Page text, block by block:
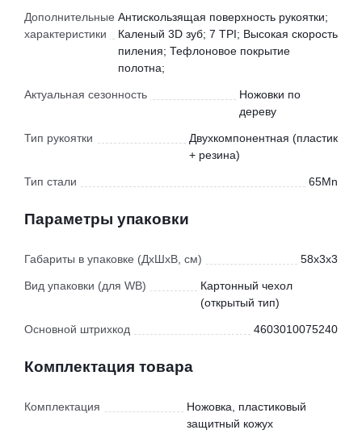
Дополнительные
характеристики
Антискользящая поверхность рукоятки;
Каленый 3D зуб; 7 TPI; Высокая скорость
пиления; Тефлоновое покрытие
полотна;
Актуальная сезонность
Ножовки по
дереву
Тип рукоятки
Двухкомпонентная (пластик
+ резина)
Тип стали 65Mn
Параметры упаковки
Габариты в упаковке (ДхШхВ, см) 58x3x3
Вид упаковки (для WB)
Картонный чехол
(открытый тип)
Основной штрихкод 4603010075240
Комплектация товара
Комплектация
Ножовка, пластиковый
защитный кожух